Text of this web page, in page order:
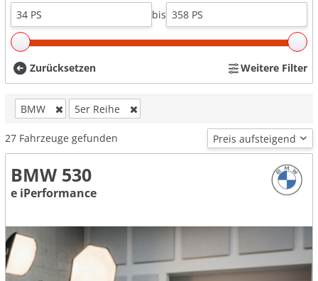
bis
Zurücksetzen Weitere Filter
BMW 5er Reihe
27 Fahrzeuge gefunden
BMW 530
e iPerformance